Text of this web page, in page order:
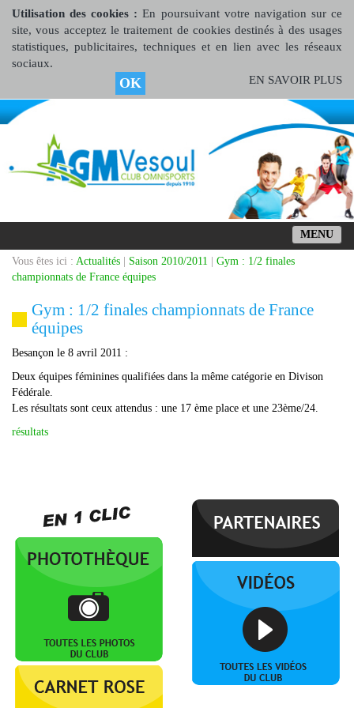
Utilisation des cookies :En poursuivant votre navigation sur ce
site, vous acceptez le traitement de cookies destinés à des usages
statistiques, publicitaires, techniques et en lien avec les réseaux
sociaux.
OK EN SAVOIR PLUS
MENU
Vous êtes ici : Actualités Saison 2010/2011
Gym : 1/2 finales
championnats de France équipes
Gym : 1/2 finales championnats de France
équipes
Besançon le 8 avril 2011 :
Deux équipes féminines qualifiées dans la même catégorie en Divison
Fédérale.
Les résultats sont ceux attendus : une 17 ème place et une 23ème/24.
résultats